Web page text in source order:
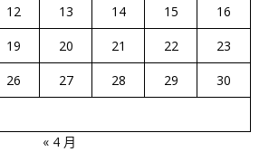
12 13 14 15
16
19 20 21 22
23
26 27 28 29
30
« 4 月